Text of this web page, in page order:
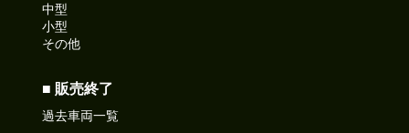
中型
小型
その他
■ 販売終了
過去車両一覧